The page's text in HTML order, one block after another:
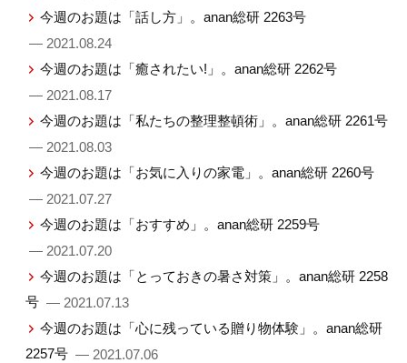
今週のお題は「話し方」。anan総研 2263号
— 2021.08.24
今週のお題は「癒されたい!」。anan総研 2262号
— 2021.08.17
今週のお題は「私たちの整理整頓術」。anan総研 2261号
— 2021.08.03
今週のお題は「お気に入りの家電」。anan総研 2260号
— 2021.07.27
今週のお題は「おすすめ」。anan総研 2259号
— 2021.07.20
今週のお題は「とっておきの暑さ対策」。anan総研 2258
号 — 2021.07.13
今週のお題は「心に残っている贈り物体験」。anan総研
2257号 — 2021.07.06